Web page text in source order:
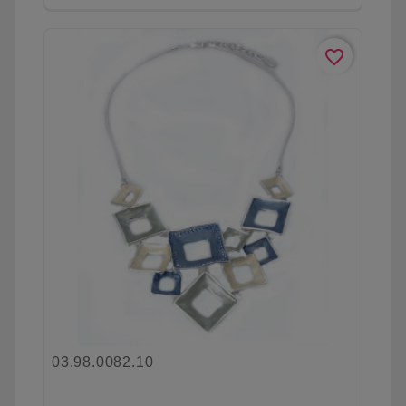
favorite_border
03.98.0082.10